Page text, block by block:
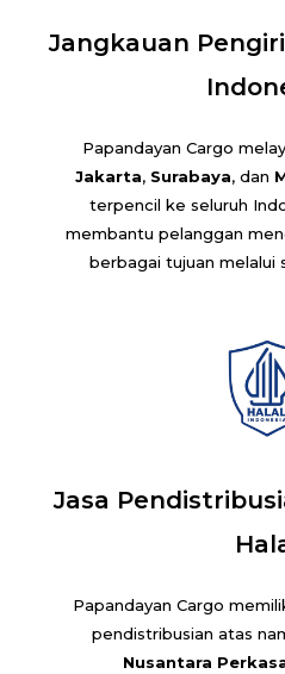
Jangkauan
Papandayan Cargo
Jakarta, Surabaya, dan
terpencil ke seluruh
membantu pelanggan
berbagai tujuan melalui
Jasa
Papandayan Cargo
pendistribusian atas
Nusantara